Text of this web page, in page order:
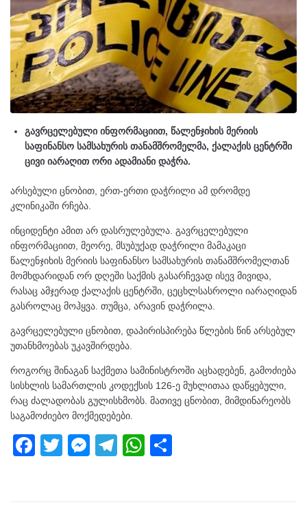
გავრცელებული ინფორმაციით, წალენჯიხის მერიის
საფინანსო სამსახურის თანამშრომელმა, ქალაქის ცენტრში
ცივი იარაღით ორი ადამიანი დაჭრა.
არსებული ცნობით, ერთ-ერთი დაჭრილი ამ დრომდე
კლინიკაში რჩება.
ინციდენტი ამით არ დასრულებულა. გავრცელებული
ინფორმაციით, მეორე, მსუბუქად დაჭრილი მამაკაცი
წალენჯიხის მერიის საფინანსო სამსახურის თანამშრომელთან
მომხდარიდან ორ დღეში საქმის გასარჩევად ისევ მივიდა,
რასაც ამჯერად ქალაქის ცენტრში, ცეცხლსასროლი იარაღიდან
გასროლაც მოჰყვა. თუმცა, არავინ დაჭრილა.
გავრცელებული ცნობით, დაპირისპირება წლების წინ არსებულ
უთანხმოებას უკავშირდება.
როგორც შინაგან საქმეთა სამინისტროში აცხადებენ, გამოძიება
სისხლის სამართლის კოდექსის 126-ე მუხლითაა დაწყებული,
რაც ძალადობას გულისხმობს. მათივე ცნობით, მიმდინარეობს
საგამოძიებო მოქმედებები.
F
T
M
T
W